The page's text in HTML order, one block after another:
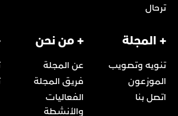
ترحال
+ المجلة
تنويه وتصويب
الموزعون
اتصل بنا
+ من نحن
عن المجلة
فريق المجلة
الفعاليات
والأنشطة